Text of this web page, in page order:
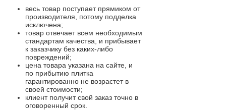
весь товар поступает прямиком от
производителя, потому подделка
исключена;
товар отвечает всем необходимым
стандартам качества, и прибывает
к заказчику без каких-либо
повреждений;
цена товара указана на сайте, и
по прибытию плитка
гарантированно не возрастет в
своей стоимости;
клиент получит свой заказ точно в
оговоренный срок.